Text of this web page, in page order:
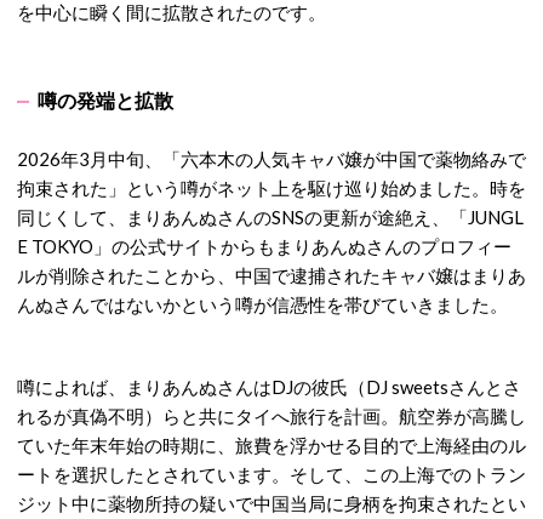
を中心に瞬く間に拡散されたのです。
噂の発端と拡散
2026年3月中旬、「六本木の人気キャバ嬢が中国で薬物絡みで
拘束された」という噂がネット上を駆け巡り始めました。 時を
同じくして、まりあんぬさんのSNSの更新が途絶え、「JUNGL
E TOKYO」の公式サイトからもまりあんぬさんのプロフィー
ルが削除されたことから、中国で逮捕されたキャバ嬢はまりあ
んぬさんではないかという噂が信憑性を帯びていきました。
噂によれば、まりあんぬさんはDJの彼氏（DJ sweetsさんとさ
れるが真偽不明）らと共にタイへ旅行を計画。 航空券が高騰し
ていた年末年始の時期に、旅費を浮かせる目的で上海経由のル
ートを選択したとされています。 そして、この上海でのトラン
ジット中に薬物所持の疑いで中国当局に身柄を拘束されたとい